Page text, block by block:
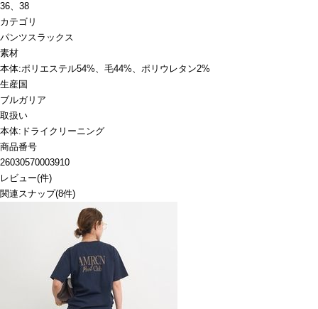
36、38
カテゴリ
パンツスラックス
素材
本体:ポリエステル54%、毛44%、ポリウレタン2%
生産国
ブルガリア
取扱い
本体:ドライクリーニング
商品番号
26030570003910
レビュー(件)
関連スナップ(8件)